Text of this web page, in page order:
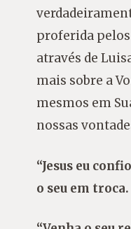
proferida pelos
através de
mais sobre a
mesmos em
nossas
“Jesus eu
o seu em troca.